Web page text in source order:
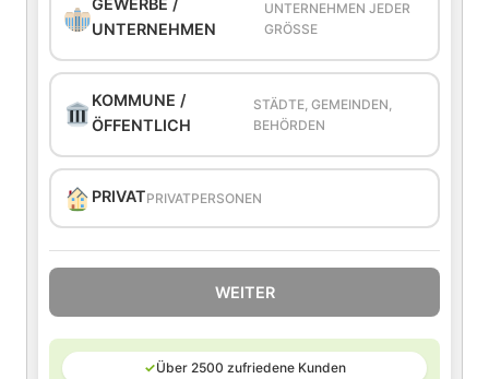
GEWERBE /
UNTERNEHMEN
UNTERNEHMEN JEDER
GRÖSSE
KOMMUNE /
ÖFFENTLICH
STÄDTE, GEMEINDEN,
BEHÖRDEN
PRIVATPRIVATPERSONEN
WEITER
✓Über 2500 zufriedene Kunden